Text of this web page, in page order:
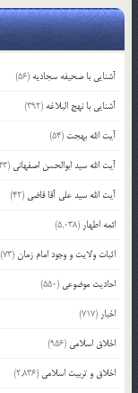
آشنایی با صحیفه سجادیه (56)
آشنایی با نهج البلاغه (392)
آیت الله بهجت (54)
آیت الله سید ابوالحسن اصفهانی (43)
آیت الله سید علی آقا قاضی (42)
ائمه اطهار (5,038)
اثبات ولایت و وجود امام زمان(73)
احادیث موضوعی (550)
اخبار (717)
اخلاق اسلامی (956)
اخلاق و تربیت اسلامی (2,836)